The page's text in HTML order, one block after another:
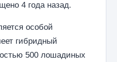
4 года назад.
особой
гибридный
500 лошадиных